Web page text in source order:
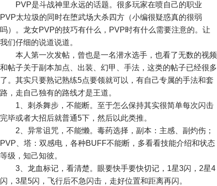
PVP是斗战神里永远的话题。很多玩家在喷自己的职业
PVP太垃圾的同时在堕武场大杀四方（小编很疑惑真的很弱
吗）。龙女PVP的技巧有什么，PVP时有什么需要注意的。让
我们仔细的说道说道。
本人第一次发帖，曾也是一名潜水选手，也看了无数的视频
和帖子关于副本加点、出装、幻甲、手法，这类的帖子已经很多
了。其实只要熟记熟练5点要领就可以，有自己专属的手法和套
路，走自己独有的路线才是王道。
1、刺杀舞步，不能断。至于怎么保持其实很简单每次闪击
完毕或者大招后就普通5下，然后以此类推。
2、异常诅咒，不能懒。毒药选择，副本：主感、副灼伤；
PVP、塔：双感电，各种BUFF不能断，多看看技能介绍和状态
等级，知己知彼。
3、龙血标记，看清楚。眼要快手要快切记，1星3闪，2星4
闪，3星5闪，飞行后不急闪击，走好位置和距离再闪。